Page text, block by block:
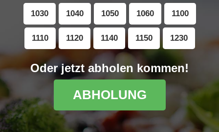
1030 1040 1050 1060 1100
1110 1120 1140 1150 1230
Oder jetzt abholen kommen!
ABHOLUNG